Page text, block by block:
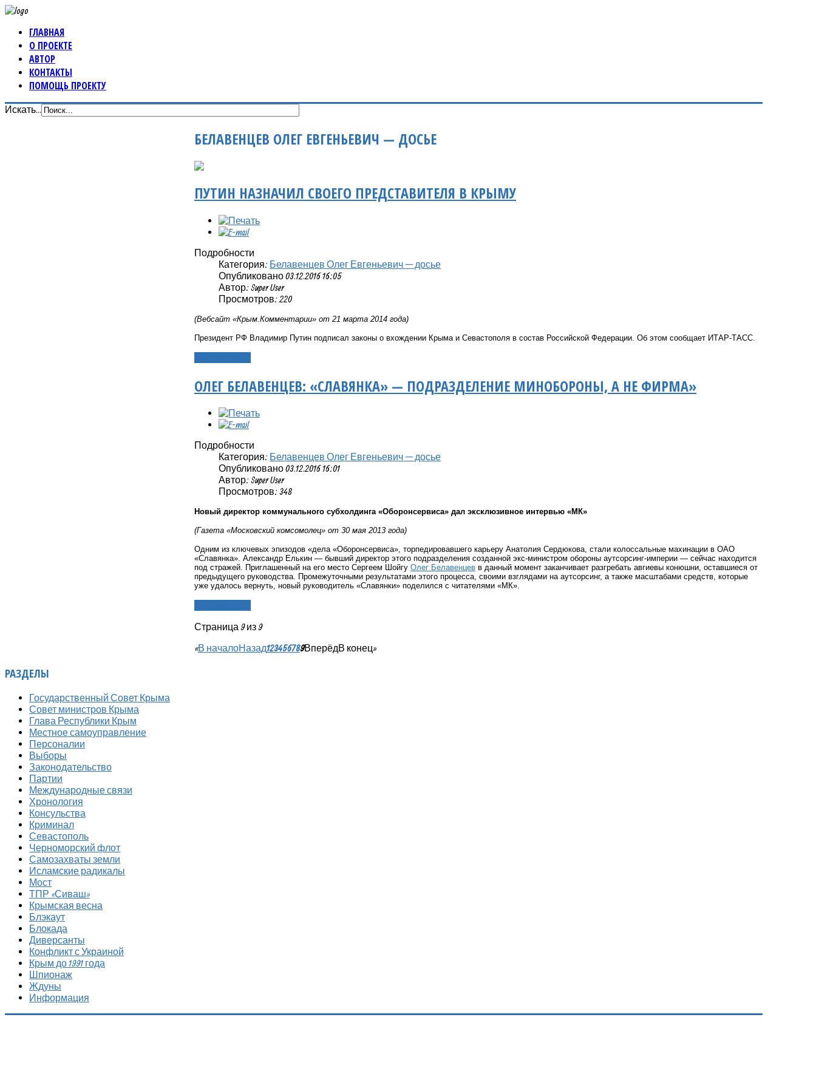
ГЛАВНАЯ
О ПРОЕКТЕ
АВТОР
КОНТАКТЫ
ПОМОЩЬ ПРОЕКТУ
Искать...
БЕЛАВЕНЦЕВ ОЛЕГ ЕВГЕНЬЕВИЧ — ДОСЬЕ
ПУТИН НАЗНАЧИЛ СВОЕГО ПРЕДСТАВИТЕЛЯ В КРЫМУ
Подробности
Категория: Белавенцев Олег Евгеньевич — досье
Опубликовано 03.12.2016 16:05
Автор: Super User
Просмотров: 220
(Вебсайт «Крым.Комментарии» от 21 марта 2014 года)
Президент РФ Владимир Путин подписал законы о вхождении Крыма и Севастополя в состав Российской Федерации. Об этом сообщает ИТАР-ТАСС.
ОЛЕГ БЕЛАВЕНЦЕВ: «СЛАВЯНКА» — ПОДРАЗДЕЛЕНИЕ МИНОБОРОНЫ, А НЕ ФИРМА»
Подробности
Категория: Белавенцев Олег Евгеньевич — досье
Опубликовано 03.12.2016 16:01
Автор: Super User
Просмотров: 348
Новый директор коммунального субхолдинга «Оборонсервиса» дал эксклюзивное интервью «МК»
(Газета «Московский комсомолец» от 30 мая 2013 года)
Одним из ключевых эпизодов «дела «Оборонсервиса», торпедировавшего карьеру Анатолия Сердюкова, стали колоссальные махинации в ОАО
«Славянка». Александр Елькин — бывший директор этого подразделения созданной экс-министром обороны аутсорсинг-империи — сейчас находится
под стражей. Приглашенный на его место Сергеем Шойгу Олег Белавенцев в данный момент заканчивает разгребать авгиевы конюшни, оставшиеся от
предыдущего руководства. Промежуточными результатами этого процесса, своими взглядами на аутсорсинг, а также масштабами средств, которые
уже удалось вернуть, новый руководитель «Славянки» поделился с читателями «МК».
Страница 9 из 9
«В началоНазад123456789ВперёдВ конец»
РАЗДЕЛЫ
Государственный Совет Крыма
Совет министров Крыма
Глава Республики Крым
Местное самоуправление
Персоналии
Выборы
Законодательство
Партии
Международные связи
Хронология
Консульства
Криминал
Севастополь
Черноморский флот
Самозахваты земли
Исламские радикалы
Мост
ТПР «Сиваш»
Крымская весна
Блэкаут
Блокада
Диверсанты
Конфликт с Украиной
Крым до 1991 года
Шпионаж
Ждуны
Информация